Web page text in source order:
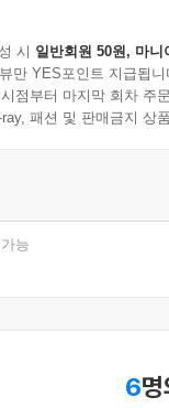
않으랴. 하지만 아
우에는 가독성도 재
가는 치열하게 노력
같다. 반드시 지켜
시간과 장소의 제
찌는 날, 동장군이
시 일반회원 50원, 마니
만 YES포인트 지급됩니
점부터 마지막 회차 주
패션 및 판매금지 상
능
6